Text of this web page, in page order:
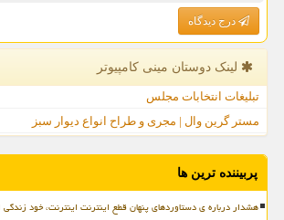
درج دیدگاه
لینک دوستان مینی كامپیوتر
تبلیغات انتخابات مجلس
مستر گرین وال | مجری و طراح انواع دیوار سبز
پربیننده ترین ها
هشدار درباره ی دستاوردهای پنهان قطع اینترنت اینترنت، خود